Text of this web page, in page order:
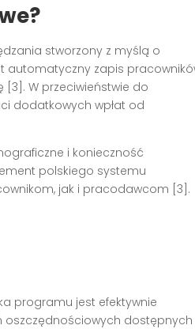
stworzony z myślą o
automatyczny zapis
W przeciwieństwie do
dodatkowych wpłat od
i konieczność
polskiego systemu
jak i pracodawcom [3].
programu jest efektywnie
oszczędnościowych dostępnych